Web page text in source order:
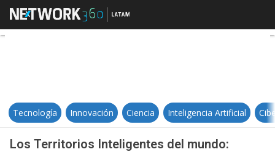
Los Territorios Inteligentes del
Tecnología Innovación Ciencia Inteligencia Artificial
Los Territorios Inteligentes del mundo: